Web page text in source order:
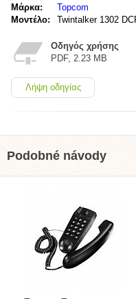
Μάρκα:
Topcom
Μοντέλο:
Twintalker 1302
Οδηγός χρήσης
PDF, 2.23 MB
Λήψη οδηγίας
Podobné návody